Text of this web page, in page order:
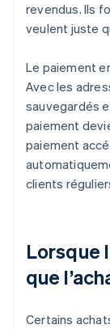
revendus. Ils
veulent juste
Le paiement
Avec les
sauvegardés
paiement
paiement
clients
Lorsque
que
Certains